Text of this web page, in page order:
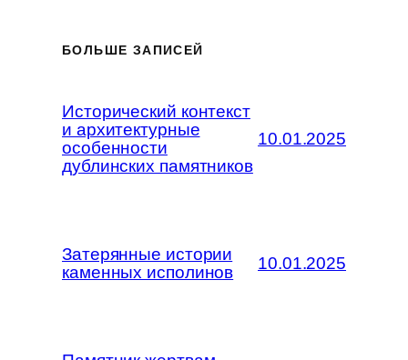
БОЛЬШЕ ЗАПИСЕЙ
Исторический контекст
и архитектурные
особенности
дублинских памятников
10.01.2025
Затерянные истории
каменных исполинов
10.01.2025